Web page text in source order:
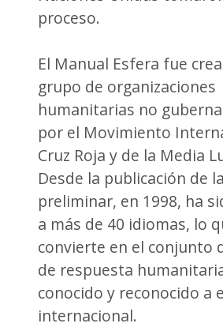
proceso.
El Manual Esfera fue
grupo de organizaciones
humanitarias no
por el Movimiento
Cruz Roja y de la Media
Desde la publicación de
preliminar, en 1998, ha
a más de 40 idiomas, lo
convierte en el conjunto
de respuesta
conocido y reconocido a
internacional.